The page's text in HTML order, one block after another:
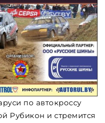
по автокроссу
Рубикон и стремится